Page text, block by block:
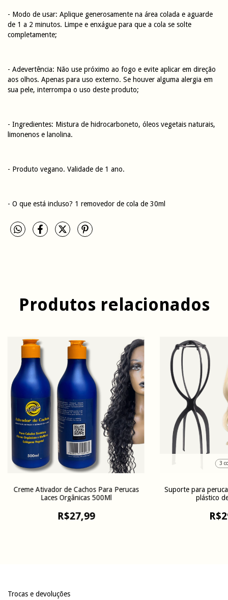
- Modo de usar: Aplique generosamente na área colada e aguarde
de 1 a 2 minutos. Limpe e enxágue para que a cola se solte
completamente;
- Adevertência: Não use próximo ao fogo e evite aplicar em direção
aos olhos. Apenas para uso externo. Se houver alguma alergia em
sua pele, interrompa o uso deste produto;
- Ingredientes: Mistura de hidrocarboneto, óleos vegetais naturais,
limonenos e lanolina.
- Produto vegano. Validade de 1 ano.
- O que está incluso? 1 removedor de cola de 30ml
Produtos relacionados
Creme Ativador de Cachos Para Perucas
Laces Orgânicas 500Ml
R$27,99
3
Suporte para
plástico
Trocas e devoluções